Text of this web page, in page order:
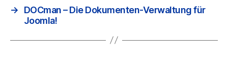
→
DOCman – Die Dokumenten-Verwaltung für
Joomla!